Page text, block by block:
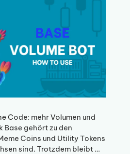
Code: mehr Volumen und
Base gehört zu den
Coins und Utility Tokens
sind. Trotzdem bleibt …